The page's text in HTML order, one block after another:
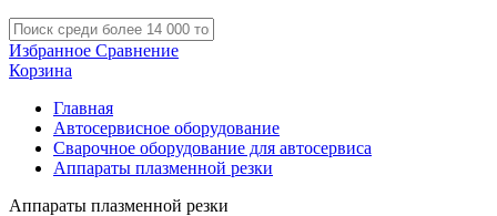
Избранное Сравнение
Корзина
Главная
Автосервисное оборудование
Сварочное оборудование для автосервиса
Аппараты плазменной резки
Аппараты плазменной резки